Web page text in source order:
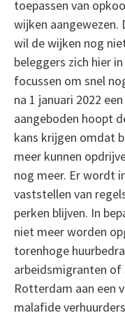
toepassen van
wijken
wil de wijken nog
beleggers zich hier
focussen om snel
na 1 januari 2022
aangeboden hoopt
kans krijgen omdat
meer kunnen
nog meer. Er wordt
vaststellen van
perken blijven. In
niet meer worden
torenhoge
arbeidsmigranten
Rotterdam aan een
malafide